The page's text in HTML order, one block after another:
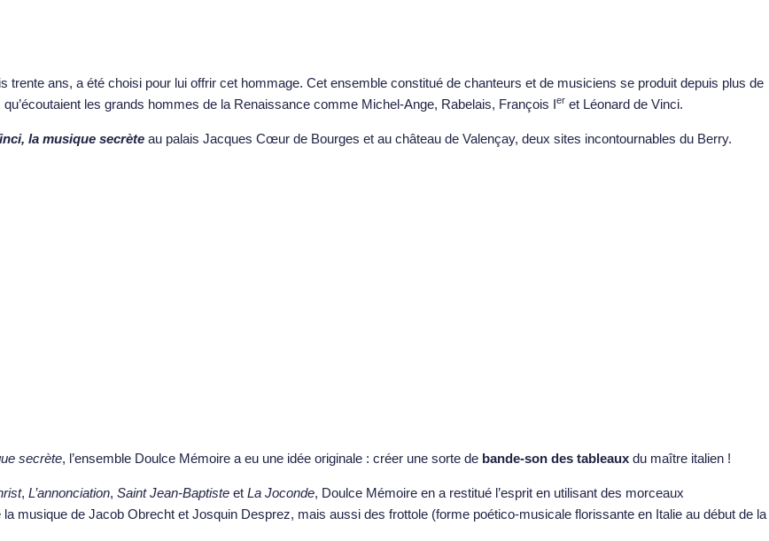
trente ans, a été choisi pour lui offrir cet hommage. Cet ensemble constitué de chanteurs et de musiciens se produit depuis plus de
les grands hommes de la Renaissance comme Michel-Ange, Rabelais, François Ier et Léonard de Vinci.
la musique secrète au palais Jacques Cœur de Bourges et au château de Valençay, deux sites incontournables du Berry.
secrète, l’ensemble Doulce Mémoire a eu une idée originale : créer une sorte de bande-son des tableaux du maître italien !
, L’annonciation, Saint Jean-Baptiste et La Joconde, Doulce Mémoire en a restitué l’esprit en utilisant des morceaux
musique de Jacob Obrecht et Josquin Desprez, mais aussi des frottole (forme poético-musicale florissante en Italie au début de la